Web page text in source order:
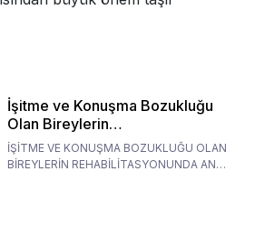
İşitme ve Konuşma Bozukluğu
Olan Bireylerin
Rehabilitasyonunda Ana
Babaların Tutumları
İŞİTME VE KONUŞMA BOZUKLUĞU OLAN
BİREYLERİN REHABİLİTASYONUNDA ANA